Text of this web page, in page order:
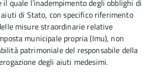
quale l’inadempimento degli obblighi di
di Stato, con specifico riferimento
misure straordinarie relative
municipale propria (Imu), non
patrimoniale del responsabile della
degli aiuti medesimi.